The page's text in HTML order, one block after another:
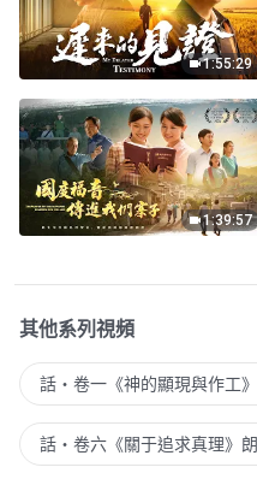
1:55:29
1:39:57
其他系列視頻
話・卷一《神的顯現與作工
話・卷六《關于追求真理》